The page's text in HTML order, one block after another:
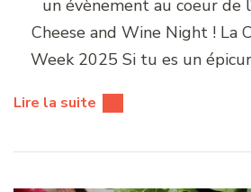
un évènement au coeur de
Cheese and Wine Night ! La
Week 2025 Si tu es un
Lire la suite